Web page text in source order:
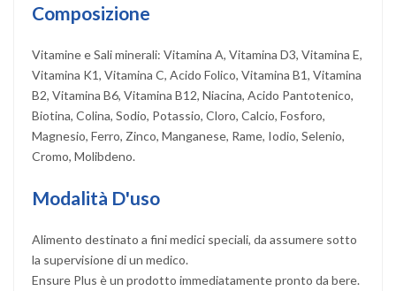
Composizione
Vitamine e Sali minerali: Vitamina A, Vitamina D3, Vitamina E,
Vitamina K1, Vitamina C, Acido Folico, Vitamina B1, Vitamina
B2, Vitamina B6, Vitamina B12, Niacina, Acido Pantotenico,
Biotina, Colina, Sodio, Potassio, Cloro, Calcio, Fosforo,
Magnesio, Ferro, Zinco, Manganese, Rame, Iodio, Selenio,
Cromo, Molibdeno.
Modalità D'uso
Alimento destinato a fini medici speciali, da assumere sotto
la supervisione di un medico.
Ensure Plus è un prodotto immediatamente pronto da bere.